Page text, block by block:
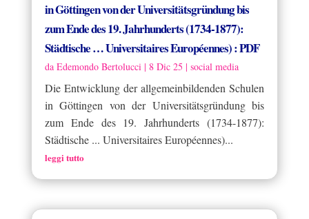
in Göttingen von der Universitätsgründung bis
zum Ende des 19. Jahrhunderts (1734-1877):
Städtische … Universitaires Européennes) : PDF
da Edemondo Bertolucci| 8 Dic 25 | social media
Die Entwicklung der allgemeinbildenden Schulen
in Göttingen von der Universitätsgründung bis
zum Ende des 19. Jahrhunderts (1734-1877):
Städtische ... Universitaires Européennes)...
leggi tutto